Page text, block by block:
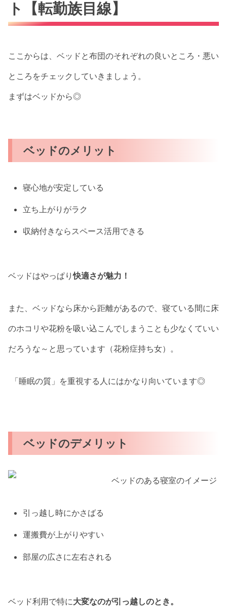
ト【転勤族目線】
ここからは、ベッドと布団のそれぞれの良いところ・悪い
ところをチェックしていきましょう。
まずはベッドから◎
ベッドのメリット
寝心地が安定している
立ち上がりがラク
収納付きならスペース活用できる
ベッドはやっぱり快適さが魅力！
また、ベッドなら床から距離があるので、寝ている間に床
のホコリや花粉を吸い込こんでしまうことも少なくていい
だろうな～と思っています（花粉症持ち女）。
「睡眠の質」を重視する人にはかなり向いています◎
ベッドのデメリット
引っ越し時にかさばる
運搬費が上がりやすい
部屋の広さに左右される
ベッド利用で特に大変なのが引っ越しのとき。